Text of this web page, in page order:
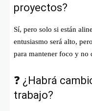
proyectos?
Sí, pero solo si están
entusiasmo será alto,
para mantener foco y no
❓ ¿Habrá
trabajo?